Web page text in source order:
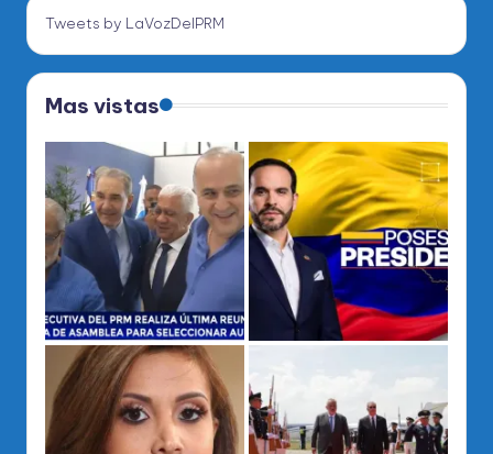
Tweets by LaVozDelPRM
Mas vistas